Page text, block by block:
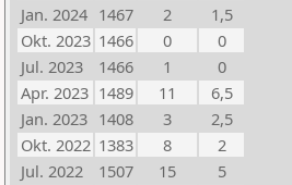
Jan. 2024 1467 2
1,5
Okt. 2023 1466 0
0
Jul. 2023
1466 1
0
Apr. 2023 1489 11
6,5
Jan. 2023 1408 3
2,5
Okt. 2022 1383 8
2
Jul. 2022
1507 15
5